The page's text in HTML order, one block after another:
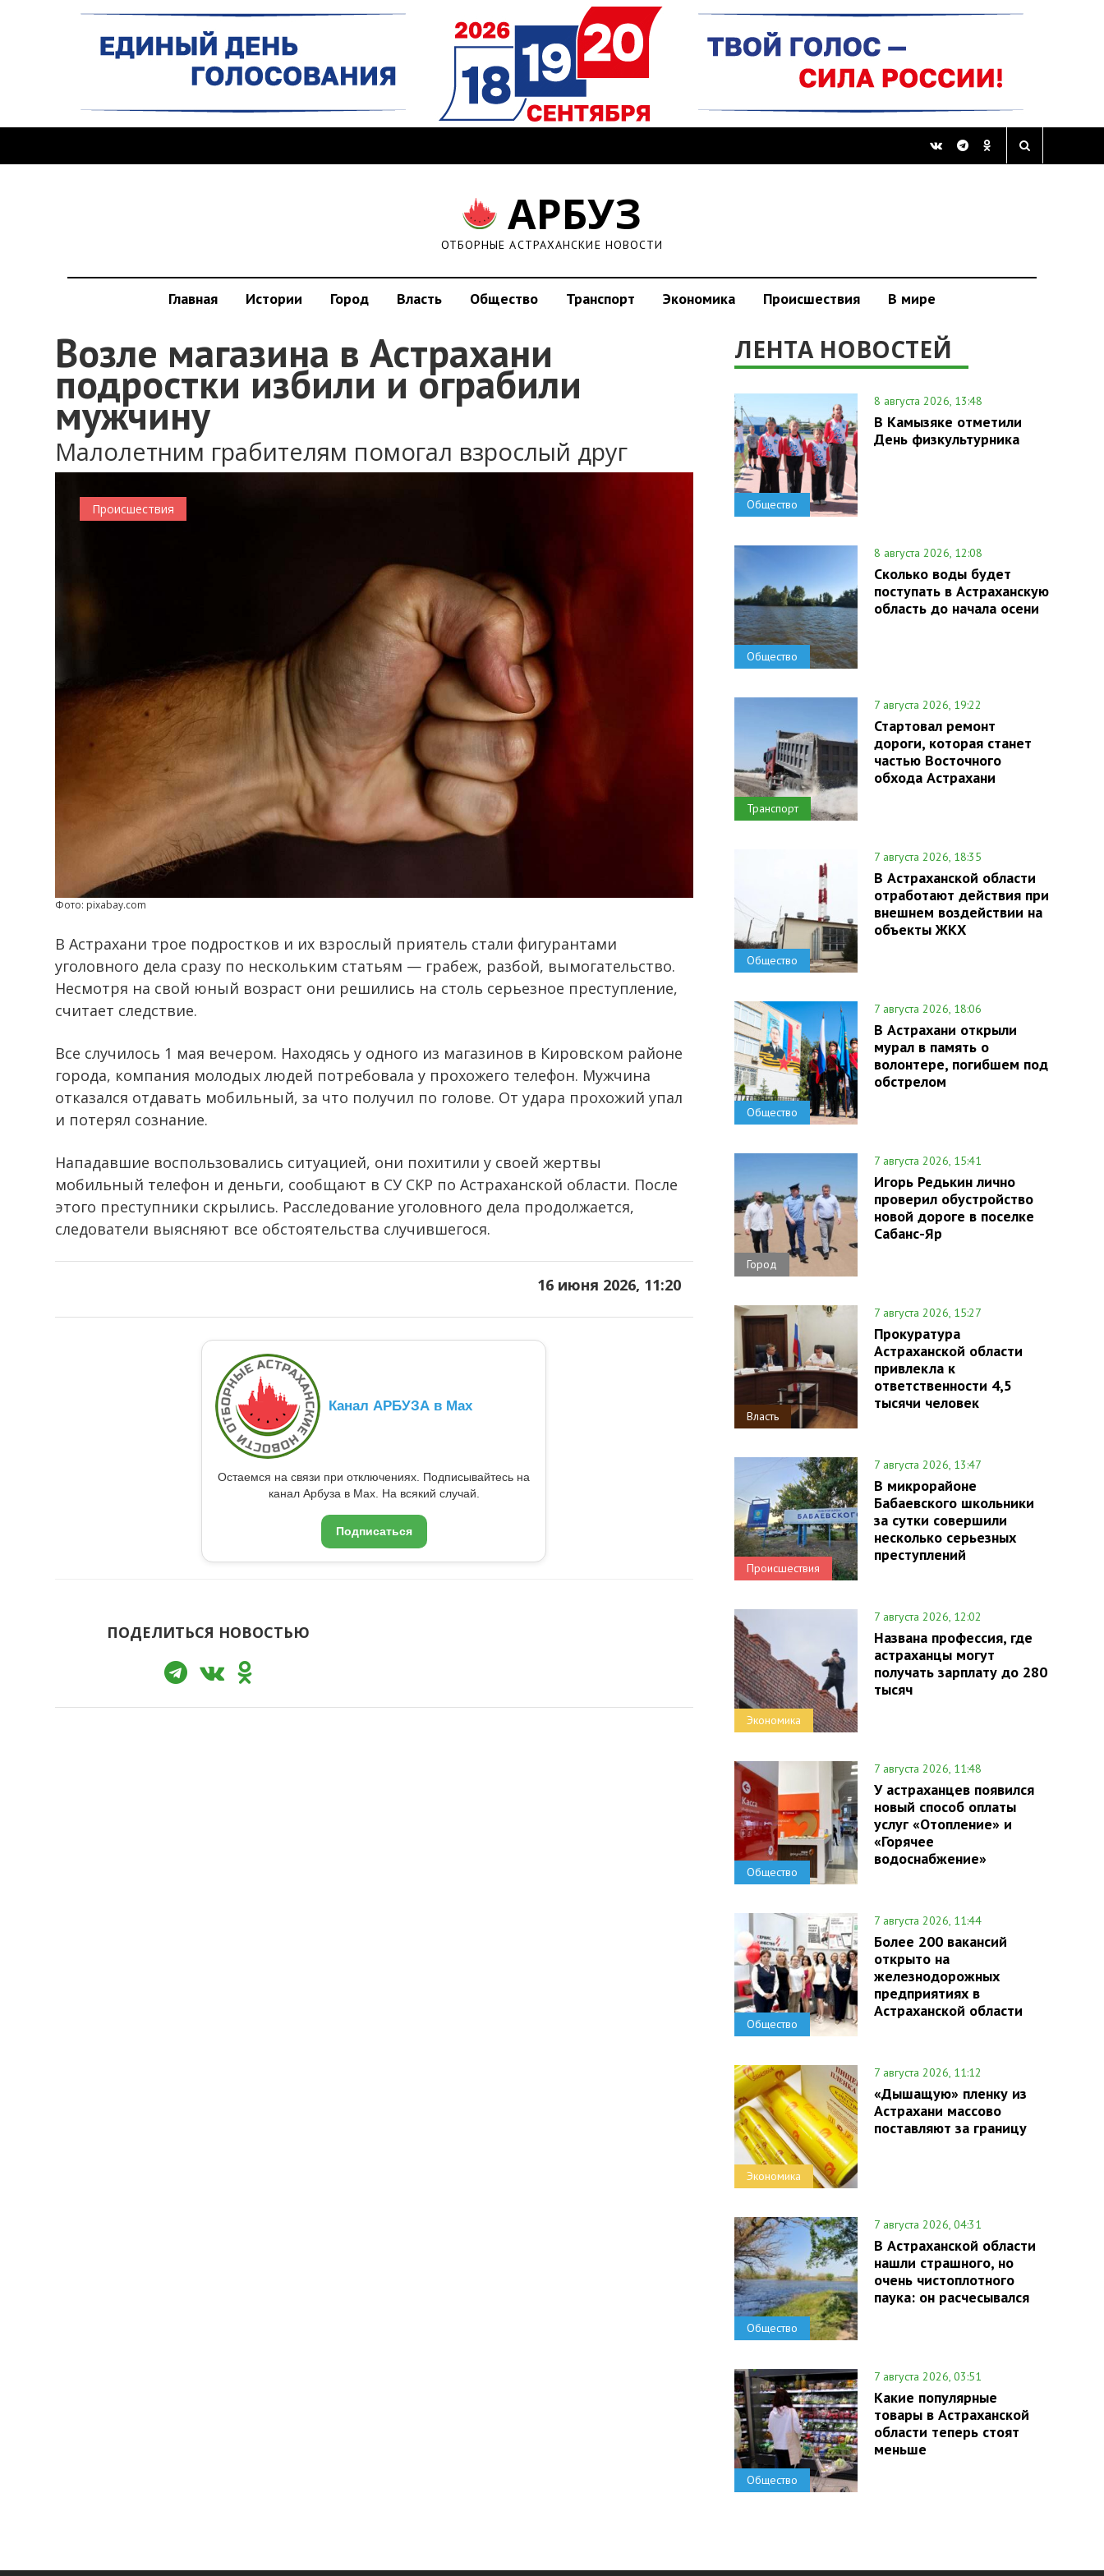
АРБУЗ
ОТБОРНЫЕ АСТРАХАНСКИЕ НОВОСТИ
Главная Истории Город Власть Общество Транспорт Экономика Происшествия В мире
Возле магазина в Астрахани
подростки избили и ограбили
мужчину
Малолетним грабителям помогал взрослый друг
Происшествия
Фото: pixabay.com
В Астрахани трое подростков и их взрослый приятель стали фигурантами
уголовного дела сразу по нескольким статьям — грабеж, разбой, вымогательство.
Несмотря на свой юный возраст они решились на столь серьезное преступление,
считает следствие.
Все случилось 1 мая вечером. Находясь у одного из магазинов в Кировском районе
города, компания молодых людей потребовала у прохожего телефон. Мужчина
отказался отдавать мобильный, за что получил по голове. От удара прохожий упал
и потерял сознание.
Нападавшие воспользовались ситуацией, они похитили у своей жертвы
мобильный телефон и деньги, сообщают в СУ СКР по Астраханской области. После
этого преступники скрылись. Расследование уголовного дела продолжается,
следователи выясняют все обстоятельства случившегося.
16 июня 2026, 11:20
Канал АРБУЗА в Max
Остаемся на связи при отключениях. Подписывайтесь на
канал Арбуза в Max. На всякий случай.
Подписаться
ПОДЕЛИТЬСЯ НОВОСТЬЮ
ЛЕНТА НОВОСТЕЙ
Общество
8 августа 2026, 13:48
В Камызяке отметили
День физкультурника
Общество
8 августа 2026, 12:08
Сколько воды будет
поступать в Астраханскую
область до начала осени
Транспорт
7 августа 2026, 19:22
Стартовал ремонт
дороги, которая станет
частью Восточного
обхода Астрахани
Общество
7 августа 2026, 18:35
В Астраханской области
отработают действия при
внешнем воздействии на
объекты ЖКХ
Общество
7 августа 2026, 18:06
В Астрахани открыли
мурал в память о
волонтере, погибшем под
обстрелом
Город
7 августа 2026, 15:41
Игорь Редькин лично
проверил обустройство
новой дороге в поселке
Сабанс-Яр
Власть
7 августа 2026, 15:27
Прокуратура
Астраханской области
привлекла к
ответственности 4,5
тысячи человек
Происшествия
7 августа 2026, 13:47
В микрорайоне
Бабаевского школьники
за сутки совершили
несколько серьезных
преступлений
Экономика
7 августа 2026, 12:02
Названа профессия, где
астраханцы могут
получать зарплату до 280
тысяч
Общество
7 августа 2026, 11:48
У астраханцев появился
новый способ оплаты
услуг «Отопление» и
«Горячее
водоснабжение»
Общество
7 августа 2026, 11:44
Более 200 вакансий
открыто на
железнодорожных
предприятиях в
Астраханской области
Экономика
7 августа 2026, 11:12
«Дышащую» пленку из
Астрахани массово
поставляют за границу
Общество
7 августа 2026, 04:31
В Астраханской области
нашли страшного, но
очень чистоплотного
паука: он расчесывался
Общество
7 августа 2026, 03:51
Какие популярные
товары в Астраханской
области теперь стоят
меньше